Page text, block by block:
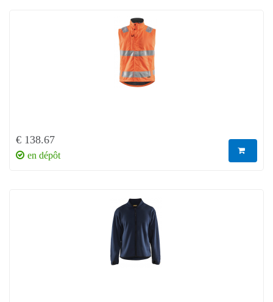
€ 138.67
en dépôt